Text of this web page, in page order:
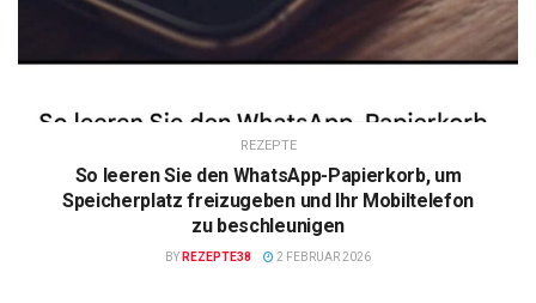
REZEPTE
So leeren Sie den WhatsApp-Papierkorb, um
Speicherplatz freizugeben und Ihr Mobiltelefon
zu beschleunigen
BY REZEPTE38 2 FEBRUAR 2026